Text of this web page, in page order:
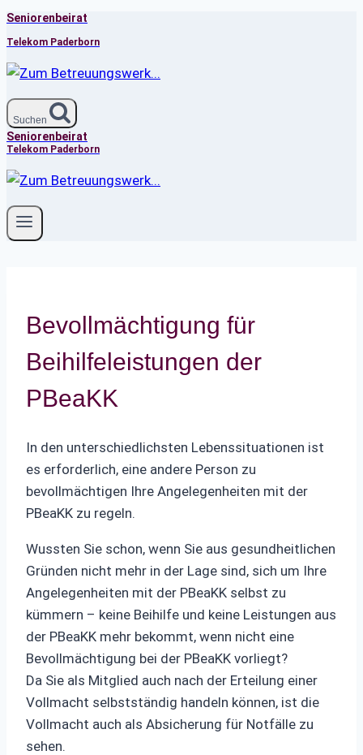
Zum
Inhalt
springen
Seniorenbeirat
Telekom Paderborn
Suchen
Seniorenbeirat
Telekom Paderborn
Bevollmächtigung für
Beihilfeleistungen der
PBeaKK
In den unterschiedlichsten Lebenssituationen ist
es erforderlich, eine andere Person zu
bevollmächtigen Ihre Angelegenheiten mit der
PBeaKK zu regeln.
Wussten Sie schon, wenn Sie aus gesundheit­lichen
Gründen nicht mehr in der Lage sind, sich um Ihre
Angelegenheiten mit der PBeaKK selbst zu
kümmern – keine Beihilfe und keine Leistungen aus
der PBeaKK mehr bekommt, wenn nicht eine
Bevollmächtigung bei der PBeaKK vorliegt?
Da Sie als Mitglied auch nach der Erteilung einer
Vollmacht selbstständig handeln können, ist die
Vollmacht auch als Absicherung für Notfälle zu
sehen.